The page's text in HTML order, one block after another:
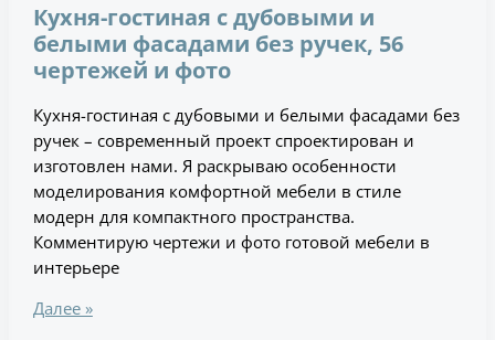
Кухня-гостиная с дубовыми и
белыми фасадами без ручек, 56
чертежей и фото
Кухня-гостиная с дубовыми и белыми фасадами без
ручек – современный проект спроектирован и
изготовлен нами. Я раскрываю особенности
моделирования комфортной мебели в стиле
модерн для компактного пространства.
Комментирую чертежи и фото готовой мебели в
интерьере
Далее »